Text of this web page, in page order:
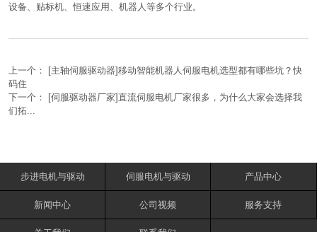
设备、贴标机、恒速应用、机器人等多个行业。
上一个：
[主轴伺服驱动器]移动智能机器人伺服电机选型都有哪些坑？快
码住
下一个：
[伺服驱动器厂家]直流伺服电机厂家很多，为什么大家会选择我
们拓...
步进电机与驱动 伺服电机与驱动 产品中心
新闻中心 公司视频 服务支持